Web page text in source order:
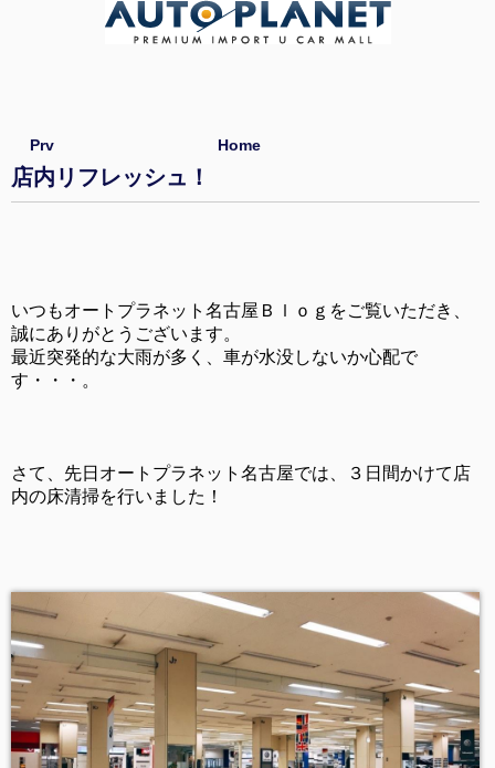
Prv Home
店内リフレッシュ！
いつもオートプラネット名古屋Ｂｌｏｇをご覧いただき、
誠にありがとうございます。
最近突発的な大雨が多く、車が水没しないか心配で
す・・・。
さて、先日オートプラネット名古屋では、３日間かけて店
内の床清掃を行いました！